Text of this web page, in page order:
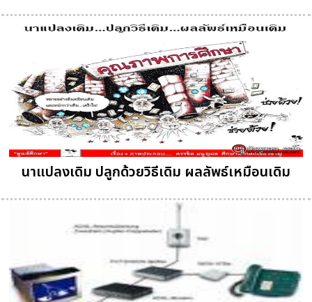
นาแปลงเดิม ปลูกด้วยวิธีเดิม ผลลัพธ์เหมือนเดิม